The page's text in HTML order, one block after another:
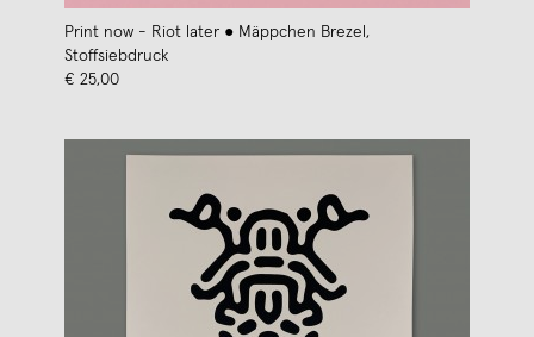
Print now - Riot later ● Mäppchen Brezel,
Stoffsiebdruck
€ 25,00